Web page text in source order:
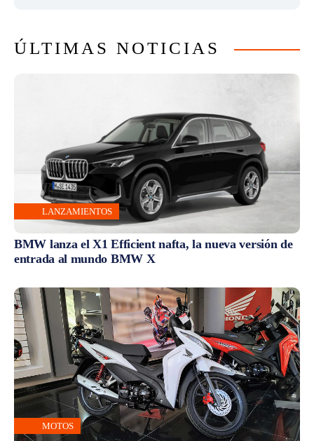
ÚLTIMAS NOTICIAS
LANZAMIENTOS
BMW lanza el X1 Efficient nafta, la nueva versión de
entrada al mundo BMW X
MOTOS